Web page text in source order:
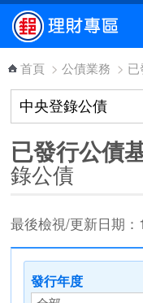
跳到主要內容區塊
首頁 > 公債業務 >
已發行公債
錄公債
最後檢視/更新日期：
發行年度